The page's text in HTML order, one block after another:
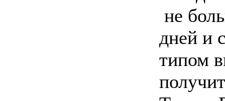
не
дней и
типом